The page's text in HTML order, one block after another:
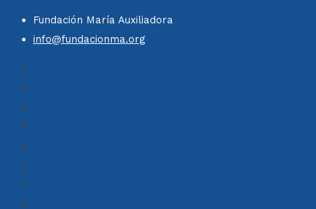
Fundación María Auxiliadora
info@fundacionma.org